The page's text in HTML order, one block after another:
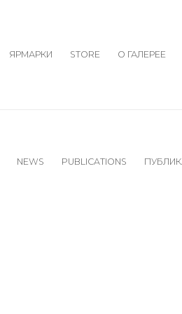
ЯРМАРКИ STORE О ГАЛЕРЕЕ
NEWS PUBLICATIONS